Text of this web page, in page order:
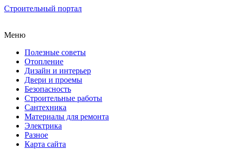
Строительный портал
Меню
Полезные советы
Отопление
Дизайн и интерьер
Двери и проемы
Безопасность
Строительные работы
Сантехника
Материалы для ремонта
Электрика
Разное
Карта сайта